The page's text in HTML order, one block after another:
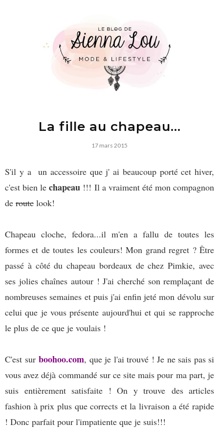
La fille au chapeau...
17 mars 2015
S'il y a un accessoire que j' ai beaucoup porté cet hiver,
c'est bien lechapeau !!! Il a vraiment été mon compagnon
de route look!
Chapeau cloche, fedora...il m'en a fallu de toutes les
formes et de toutes les couleurs! Mon grand regret ? Être
passé à côté du chapeau bordeaux de chez Pimkie, avec
ses jolies chaînes autour ! J'ai cherché son remplaçant de
nombreuses semaines et puis j'ai enfin jeté mon dévolu sur
celui que je vous présente aujourd'hui et qui se rapproche
le plus de ce que je voulais !
C'est sur boohoo.com, que je l'ai trouvé ! Je ne sais pas si
vous avez déjà commandé sur ce site mais pour ma part, je
suis entièrement satisfaite ! On y trouve des articles
fashion à prix plus que corrects et la livraison a été rapide
! Donc parfait pour l'impatiente que je suis!!!